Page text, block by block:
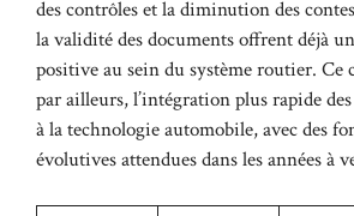
des contrôles et la diminution des
la validité des documents offrent déjà
positive au sein du système routier. Ce
par ailleurs, l’intégration plus rapide
à latechnologie automobile, avec des
évolutives attendues dans les années à